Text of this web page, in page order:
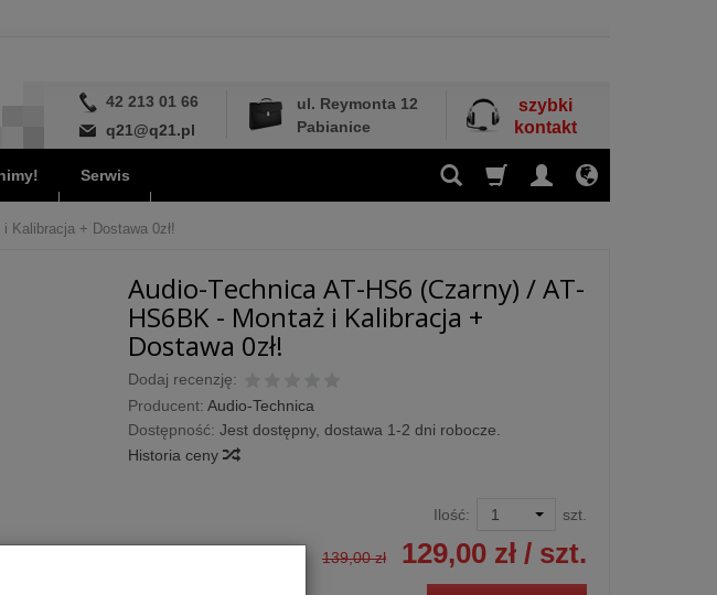
42 213 01 66
q21@q21.pl
ul. Reymonta 12
Pabianice
szybki
kontakt
Serwis
Kalibracja + Dostawa 0zł!
Audio-Technica AT-HS6 (Czarny) / AT-
HS6BK - Montaż i Kalibracja +
Dostawa 0zł!
Dodaj recenzję:
Producent: Audio-Technica
Dostępność: Jest dostępny, dostawa 1-2 dni robocze.
Historia ceny
Ilość: szt.
139,00 zł 129,00 zł/ szt.